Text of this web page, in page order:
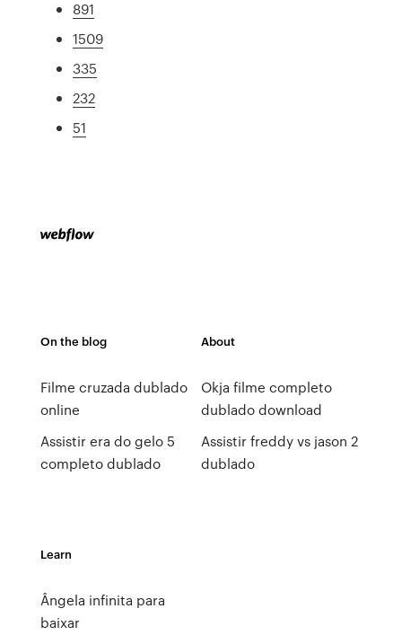
891
1509
335
232
51
On the blog
Filme cruzada dublado
online
Assistir era do gelo 5
completo dublado
About
Okja filme completo
dublado download
Assistir freddy vs jason 2
dublado
Learn
Ângela infinita para
baixar